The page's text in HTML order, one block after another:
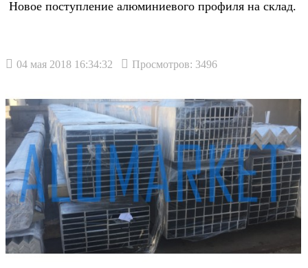
Новое поступление алюминиевого профиля на склад.
04 мая 2018 16:34:32 Просмотров: 3496